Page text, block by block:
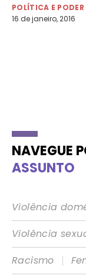
POLÍTICA E PODER
16 de janeiro, 2016
NAVEGUE
ASSUNTO
Violência
Violência
Racismo
|